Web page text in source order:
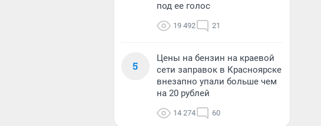
под ее голос
19 492 21
5
Цены на бензин на краевой
сети заправок в Красноярске
внезапно упали больше чем
на 20 рублей
14 274 60